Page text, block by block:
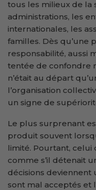
tous les milieux de la
administrations, les
internationales, les
familles. Dès qu’une
responsabilité, aussi
tentée de confondre
n’était au départ
l’organisation
un signe de
Le plus surprenant
produit souvent
limité. Pourtant, celui
comme s’il détenait
décisions deviennent
sont mal acceptés et